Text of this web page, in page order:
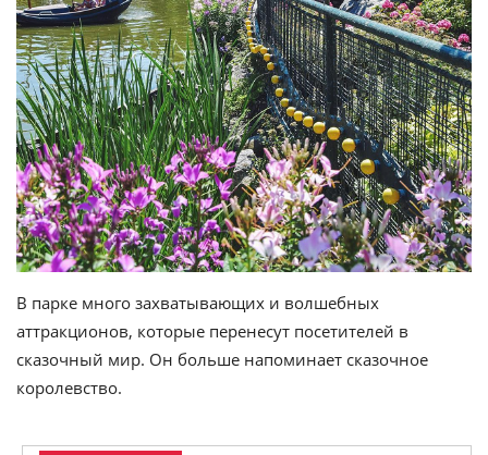
В парке много захватывающих и волшебных
аттракционов, которые перенесут посетителей в
сказочный мир. Он больше напоминает сказочное
королевство.